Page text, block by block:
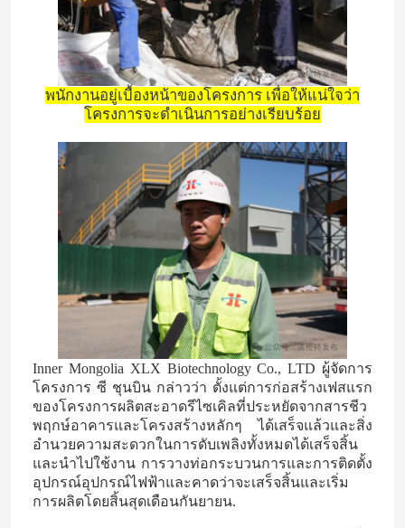
พนักงานอยู่เบื้องหน้าของโครงการ เพื่อให้แน่ใจว่า
โครงการจะดําเนินการอย่างเรียบร้อย
Inner Mongolia XLX Biotechnology Co., LTD ผู้จัดการ
โครงการ ซี ชุนบิน กล่าวว่า ตั้งแต่การก่อสร้างเฟสแรก
ของโครงการผลิตสะอาดรีไซเคิลที่ประหยัดจากสารชีว
พฤกษ์อาคารและโครงสร้างหลักๆ ได้เสร็จแล้วและสิ่ง
อํานวยความสะดวกในการดับเพลิงทั้งหมดได้เสร็จสิ้น
และนําไปใช้งาน การวางท่อกระบวนการและการติดตั้ง
อุปกรณ์อุปกรณ์ไฟฟ้าและคาดว่าจะเสร็จสิ้นและเริ่ม
การผลิตโดยสิ้นสุดเดือนกันยายน.